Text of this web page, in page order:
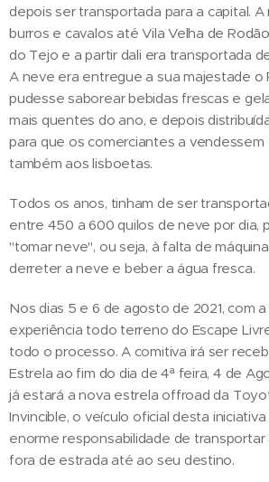
depois ser transportada para a capital.
burros e cavalos até Vila Velha de
do Tejo e a partir dali era transportada
A neve era entregue a sua majestade o
pudesse saborear bebidas frescas e
mais quentes do ano, e depois
para que os comerciantes a vendessem
também aos lisboetas.
Todos os anos, tinham de ser
entre 450 a 600 quilos de neve por dia,
"tomar neve", ou seja, à falta de
derreter a neve e beber a água fresca.
Nos dias 5 e 6 de agosto de 2021, com
experiência todo terreno do Escape
todo o processo. A comitiva irá ser
Estrela ao fim do dia de 4ª feira, 4 de
já estará a nova estrela offroad da
Invincible, o veículo oficial desta
enorme responsabilidade de
fora de estrada até ao seu destino.